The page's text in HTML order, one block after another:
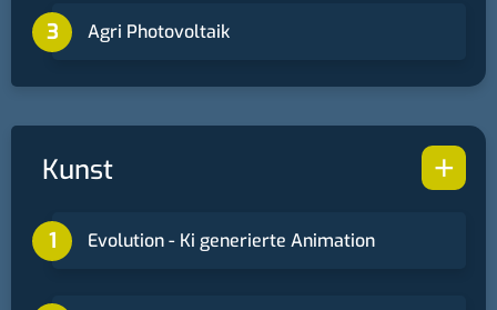
Agri Photovoltaik
+
Kunst
Evolution - Ki generierte Animation